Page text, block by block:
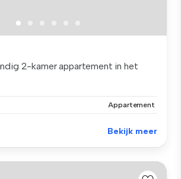
2-kamer appartement in het
Appartement
Bekijk meer